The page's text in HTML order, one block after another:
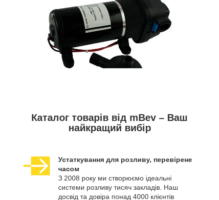
Каталог товарів від mBev – Ваш
найкращий вибір
Устаткування для розливу, перевірене
часом
З 2008 року ми створюємо ідеальні
системи розливу тисяч закладів. Наш
досвід та довіра понад 4000 клієнтів